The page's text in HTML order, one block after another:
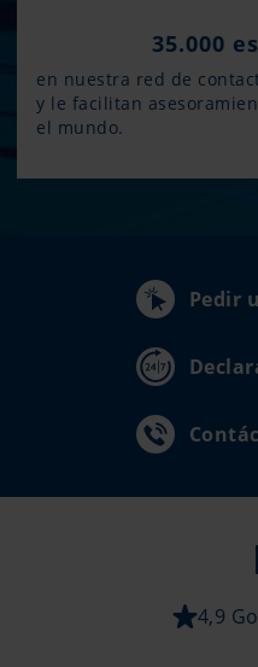
35.000
en nuestra red de
y le facilitan
el mundo.
Pedir
4,9